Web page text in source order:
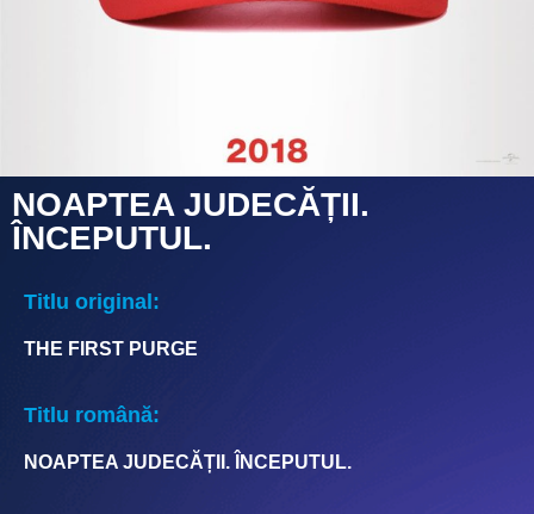
NOAPTEA JUDECĂȚII.
ÎNCEPUTUL.
Titlu original:
THE FIRST PURGE
Titlu română:
NOAPTEA JUDECĂȚII. ÎNCEPUTUL.